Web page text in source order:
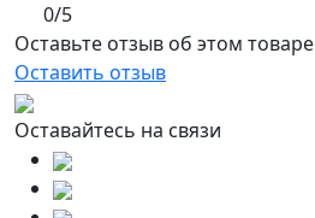
0/5
Оставьте отзыв об этом товаре
Оставить отзыв
Оставайтесь на связи